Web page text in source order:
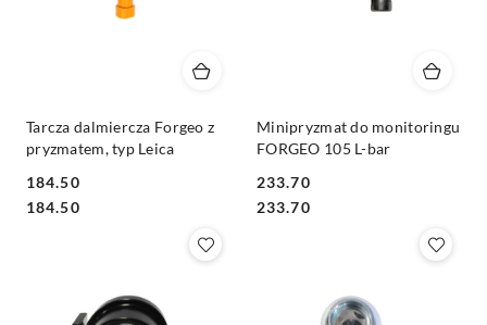
Tarcza dalmiercza Forgeo z
pryzmatem, typ Leica
Cena:
184.50
Cena:
184.50
Minipryzmat do monitoringu
FORGEO 105 L-bar
Cena:
233.70
Cena:
233.70